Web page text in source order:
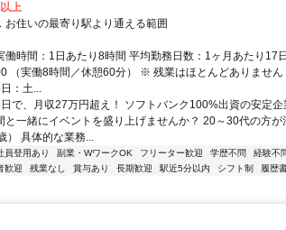
上
お住いの最寄り駅より通える範囲
働時間：1日あたり8時間 平均勤務日数：1ヶ月あたり17
（実働8時間／休憩60分） ※ 残業はほとんどありません
：土...
で、月収27万円超え！ ソフトバンク100%出資の安定企
と一緒にイベントを盛り上げませんか？ 20～30代の方が
） 具体的な業務...
員登用あり 副業・WワークOK フリーター歓迎 学歴不問
経験不
歓迎 残業なし 賞与あり 長期歓迎 駅近5分以内 シフト制
履歴